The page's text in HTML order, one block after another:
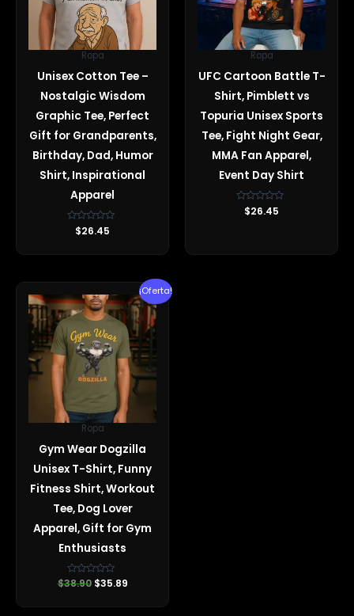
Ropa
Unisex Cotton Tee –
Nostalgic Wisdom
Graphic Tee, Perfect
Gift for Grandparents,
Birthday, Dad, Humor
Shirt, Inspirational
Apparel
Valorado
con
de
$26.45
Ropa
UFC Cartoon Battle T-
Shirt, Pimblett vs
Topuria Unisex Sports
Tee, Fight Night Gear,
MMA Fan Apparel,
Event Day Shirt
Valorado
con
$26.45
¡Oferta!
Ropa
Gym Wear Dogzilla
Unisex T-Shirt, Funny
Fitness Shirt, Workout
Tee, Dog Lover
Apparel, Gift for Gym
Enthusiasts
Valorado
con
de
$38.90
precio
original
era:
$38.90.
$35.89
precio
actual
es:
$35.89.